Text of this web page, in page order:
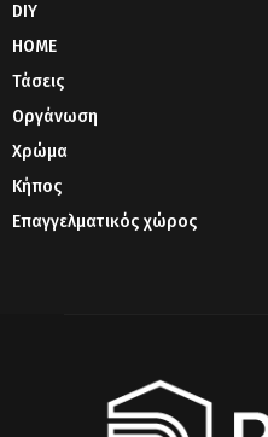
DIY
HOME
Τάσεις
Οργάνωση
Χρώμα
Κήπος
Επαγγελματικός χώρος